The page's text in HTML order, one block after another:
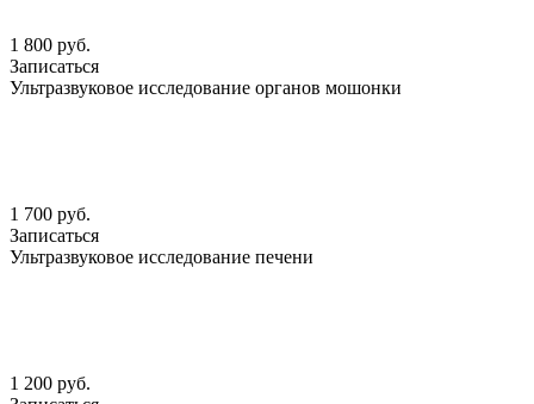
1 800 руб.
Записаться
Ультразвуковое исследование органов мошонки
1 700 руб.
Записаться
Ультразвуковое исследование печени
1 200 руб.